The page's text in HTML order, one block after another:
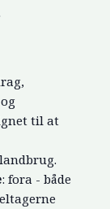
til at
: fora - både